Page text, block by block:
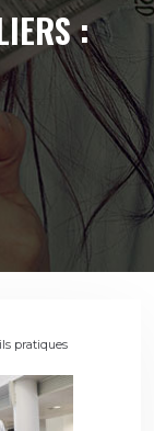
:
pratiques